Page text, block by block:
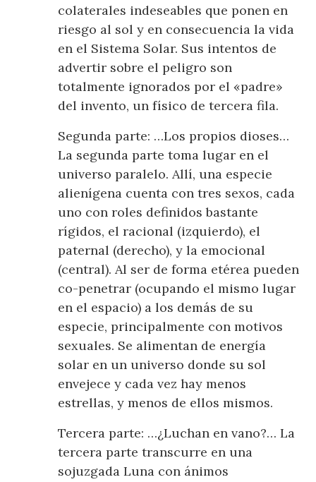
colaterales indeseables que ponen en
riesgo al sol y en consecuencia la vida
en el Sistema Solar. Sus intentos de
advertir sobre el peligro son
totalmente ignorados por el «padre»
del invento, un físico de tercera fila.
Segunda parte: …Los propios dioses…
La segunda parte toma lugar en el
universo paralelo. Allí, una especie
alienígena cuenta con tres sexos, cada
uno con roles definidos bastante
rígidos, el racional (izquierdo), el
paternal (derecho), y la emocional
(central). Al ser de forma etérea pueden
co-penetrar (ocupando el mismo lugar
en el espacio) a los demás de su
especie, principalmente con motivos
sexuales. Se alimentan de energía
solar en un universo donde su sol
envejece y cada vez hay menos
estrellas, y menos de ellos mismos.
Tercera parte: …¿Luchan en vano?… La
tercera parte transcurre en una
sojuzgada Luna con ánimos